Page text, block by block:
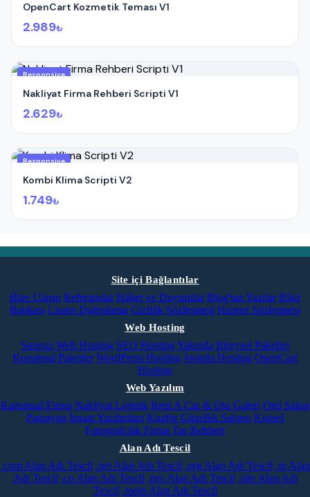
OpenCart Kozmetik Teması V1
2.989₺
Responsive
Nakliyat Firma Rehberi Scripti V1
2.629₺
Responsive
Kombi Klima Scripti V2
1.749₺
Site içi Bağlantılar
Bize Ulaşın Referanslar Haber ve Duyurular Blog'tan Yazılar Bilgi
Bankası Lisans Doğrulama Gizlilik Sözleşmesi Hizmet Sözleşmesi
Web Hosting
Sınırsız Web Hosting SEO Hosting Yakında Bireysel Paketler
Kurumsal Paketler WordPress Hosting Joomla Hosting OpenCart
Hosting
Web Yazılım
Kurumsal Firma Nakliyat Lojistik Rent A Car & Oto Galeri Otel Salon
Pansiyon İnşaat Yazılımları Kuaför Güzellik Salonu Kişisel
Fotografçılık Firma Tur Rehberi
Alan Adı Tescil
.com Alan Adı Tescil .net Alan Adı Tescil .org Alan Adı Tescil .in Alan
Adı Tescil .co Alan Adı Tescil .pro Alan Adı Tescil .site Alan Adı
Tescil .mobi Alan Adı Tescil